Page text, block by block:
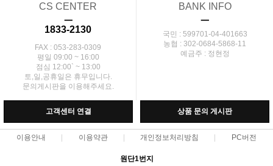
CS CENTER
ㅡ
1833-2130
FAX : 053-283-0309
평일 09:00 ~ 16:00
점심 12:00` ~ 13:00
토,일,공휴일은 휴무입니다.
문의게시판을 이용해주세요.
BANK INFO
ㅡ
국민 : 599701-04-401663
농협 : 302-0684-5868-11
예금주 : 정현정
고객센터 연결 상품 문의 게시판
이용안내 이용약관 개인정보처리방침 PC버전
원단1번지